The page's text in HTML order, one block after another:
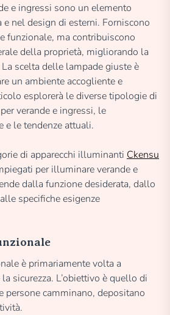
e ingressi sono un elemento
e nel design di esterni. Forniscono
funzionale, ma contribuiscono
della proprietà, migliorando la
La scelta delle lampade giuste è
un ambiente accogliente e
esplorerà le diverse tipologie di
verande e ingressi, le
e le tendenze attuali.
di apparecchi illuminanti Ckensu
per illuminare verande e
dalla funzione desiderata, dallo
specifiche esigenze
è primariamente volta a
sicurezza. L’obiettivo è quello di
persone camminano, depositano